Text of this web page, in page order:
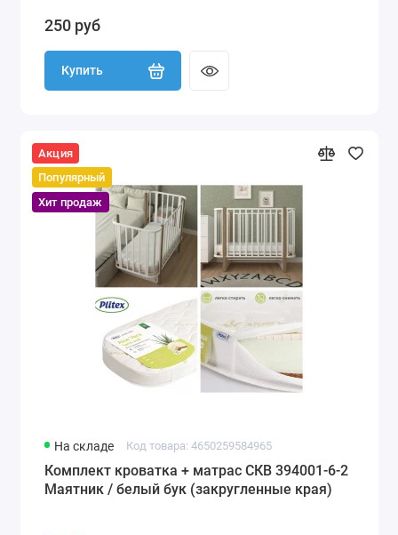
250 руб
Купить
Акция
Популярный
Хит продаж
На складе Код товара: 4650259584965
Комплект кроватка + матрас СКВ 394001-6-2
Маятник / белый бук (закругленные края)